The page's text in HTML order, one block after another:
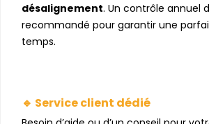
désalignement. Un contrôle annuel
recommandé pour garantir une
temps.
🔹 Service client dédié